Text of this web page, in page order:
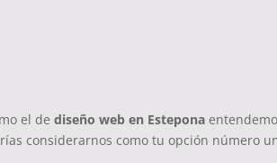
el dediseño web en Estepona
considerarnos como tu opción número